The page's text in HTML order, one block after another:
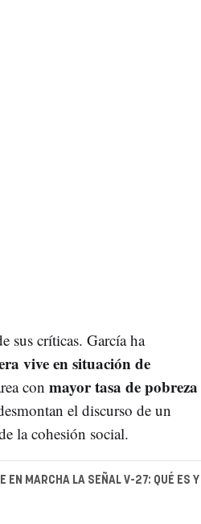
sus críticas. García ha
vive en situación de
con mayor tasa de pobreza
el discurso de un
la cohesión social.
EN MARCHA LA SEÑAL V-27: QUÉ ES Y